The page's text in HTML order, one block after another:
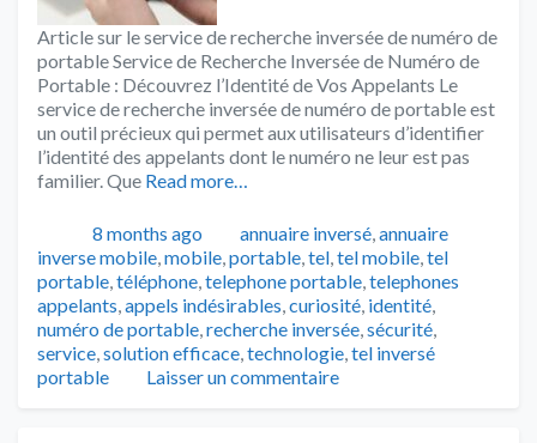
Article sur le service de recherche inversée de numéro de
portable Service de Recherche Inversée de Numéro de
Portable : Découvrez l’Identité de Vos Appelants Le
service de recherche inversée de numéro de portable est
un outil précieux qui permet aux utilisateurs d’identifier
l’identité des appelants dont le numéro ne leur est pas
familier. Que Read more…
Publié
8 months ago Catégories
annuaire inversé,annuaire
inverse mobile,mobile,portable,tel,tel mobile,tel
portable,téléphone,telephone portable,telephones
appelants,appels indésirables,curiosité, identité,
numéro de portable,recherche inversée,sécurité,
service,solution efficace,technologie,tel inversé
portable
Laisser un commentaire